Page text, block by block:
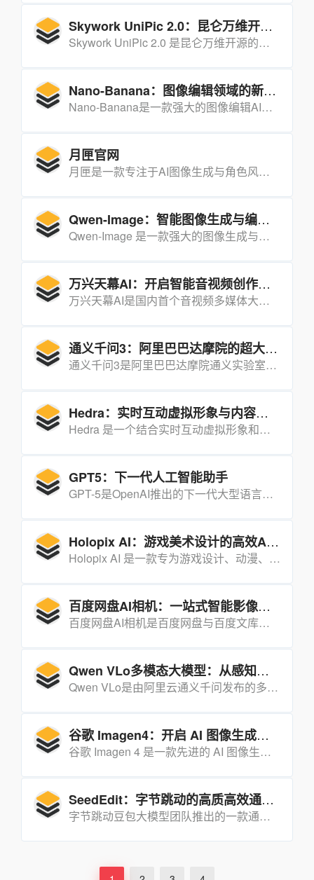
Skywork UniPic 2.0：昆仑万维开源的统一多模态生成与编辑模型
Skywork UniPic 2.0 是昆仑万维开源的高效多模态生成与编辑模型，集图像理解、生成和编辑能力于一体，旨在实现高效、高质、统一的多模态建模。
Nano-Banana：图像编辑领域的新突破
Nano-Banana是一款强大的图像编辑AI模型，以其卓越的角色还原、场景重构和图像融合能力在图像编辑领域脱颖而出。
月匣官网
月匣是一款专注于AI图像生成与角色风格统一的工具，通过一次设定即可在所有图像中保持角色风格的统一。
Qwen-Image：智能图像生成与编辑的创新工具
Qwen-Image 是一款强大的图像生成与编辑基础模型，能够实现复杂的文字渲染和精准的图像编辑，尤其在中文文字渲染方面表现出色，适用于多种艺术风格和应用场景。
万兴天幕AI：开启智能音视频创作新时代
万兴天幕AI是国内首个音视频多媒体大模型，依托海量数据和先进AI技术，为创作者提供全链路创作支持，助力高效生成高质量音视频内容。
通义千问3：阿里巴巴达摩院的超大规模语言模型
通义千问3是阿里巴巴达摩院通义实验室发布的最新版本语言模型，具有强大的自然语言处理能力，支持多语言理解和生成，广泛应用于对话、文本生成、代码生成等场景。
Hedra：实时互动虚拟形象与内容创作平台
Hedra 是一个结合实时互动虚拟形象和内容创作功能的平台，支持用户快速生成高质量的图像、视频和音频内容，广泛应用于客户服务、培训和营销等领域。
GPT5：下一代人工智能助手
GPT-5是OpenAI推出的下一代大型语言模型，具有更强的自然语言理解和生成能力，能够进行多语言文本生成、对话理解、代码编写、逻辑推理等。
Holopix AI：游戏美术设计的高效AI助手
Holopix AI 是一款专为游戏设计、动漫、插画设计等领域打造的在线 AI 绘图创作平台，通过多模态创作、模型定制和全流程辅助等功能，为用户提供高效、专业的创作体验。
百度网盘AI相机：一站式智能影像解决方案
百度网盘AI相机是百度网盘与百度文库联合推出的一款集拍摄、存储、管理、处理于一体的智能影像工具，旨在为用户提供一站式的全模态影像服务。
Qwen VLo多模态大模型：从感知到生成的跨越
Qwen VLo是由阿里云通义千问发布的多模态统一理解与生成模型，它不仅能够“看懂”世界，更能基于理解进行高质量的再创造，真正实现了从感知到生成的跨越。
谷歌 Imagen4：开启 AI 图像生成新时代
谷歌 Imagen 4 是一款先进的 AI 图像生成模型，能够基于文本描述快速生成高质量、高分辨率的图像。
SeedEdit：字节跳动的高质高效通用图像编辑模型
字节跳动豆包大模型团队推出的一款通用图像编辑模型，用户仅需输入简单的自然语言指令，就能实现专业级的图像编辑效果。